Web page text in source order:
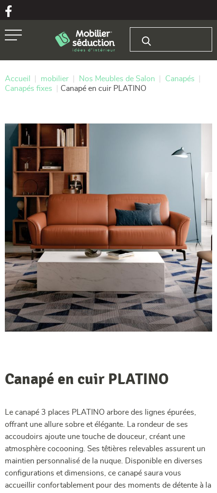
Aller au texte
Aller au menu
Accueil mobilier Nos Meubles de Salon Canapés
Canapés fixes
Canapé en cuir PLATINO
Canapé en cuir PLATINO
Le canapé 3 places PLATINO arbore des lignes épurées,
offrant une allure sobre et élégante. La rondeur de ses
accoudoirs ajoute une touche de douceur, créant une
atmosphère cocooning. Ses têtières relevables assurent un
maintien personnalisé de la nuque. Disponible en diverses
configurations et dimensions, ce canapé saura vous
accueillir confortablement pour des moments de détente à la